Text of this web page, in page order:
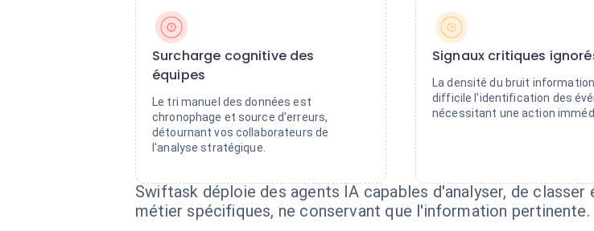
Surcharge cognitive des
équipes
Le tri manuel des données est
chronophage et source d'erreurs,
détournant vos collaborateurs de
l'analyse stratégique.
Signaux critiques
La densité du bruit
difficile l'identification des
nécessitant une action
Swiftask déploie des agents IA capables d'analyser, de
métier spécifiques, ne conservant que l'information pertinente.